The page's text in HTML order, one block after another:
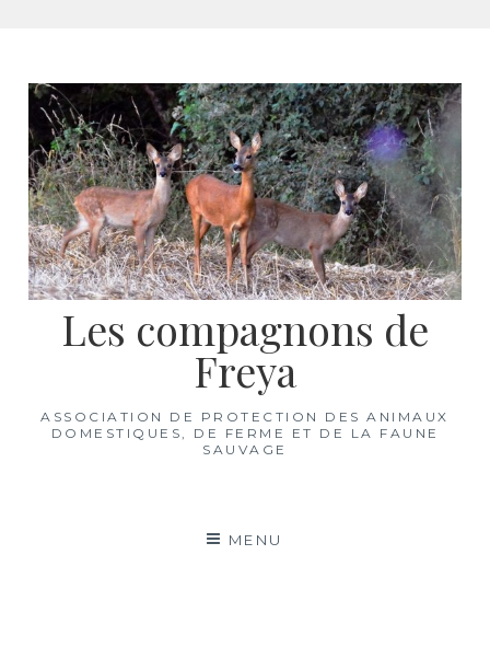
contenu
Les compagnons de
Freya
ASSOCIATION DE PROTECTION DES ANIMAUX
DOMESTIQUES, DE FERME ET DE LA FAUNE
SAUVAGE
MENU